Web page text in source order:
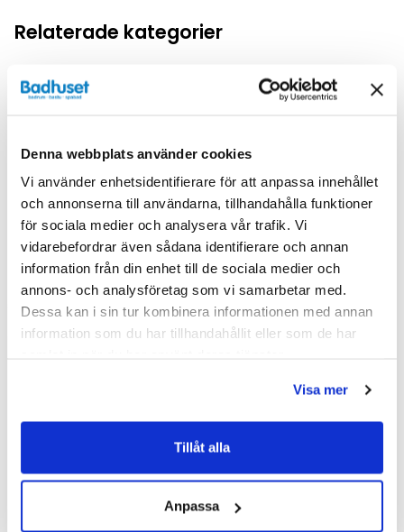
Denna webbplats använder cookies
Vi använder enhetsidentifierare för att anpassa innehållet
och annonserna till användarna, tillhandahålla funktioner
för sociala medier och analysera vår trafik. Vi
vidarebefordrar även sådana identifierare och annan
information från din enhet till de sociala medier och
annons- och analysföretag som vi samarbetar med.
Dessa kan i sin tur kombinera informationen med annan
information som du har tillhandahållit eller som de har
Visa mer
Tillåt alla
Anpassa
Relaterade kategorier
Duschar /
Liknande produkter
Kampanj Kampanj